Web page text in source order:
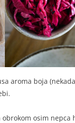
aroma boja
osim nepca